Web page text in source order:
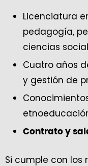
Licenciatura
pedagogía,
ciencias
Cuatro años
y gestión de
Contrato y
Si cumple con los